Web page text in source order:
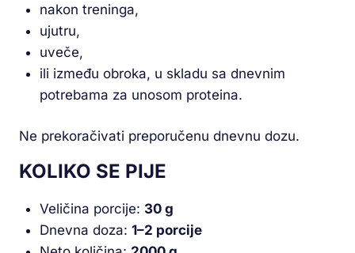
nakon treninga,
ujutru,
uveče,
ili između obroka, u skladu sa dnevnim
potrebama za unosom proteina.
Ne prekoračivati preporučenu dnevnu dozu.
KOLIKO SE PIJE
Veličina porcije: 30 g
Dnevna doza: 1–2 porcije